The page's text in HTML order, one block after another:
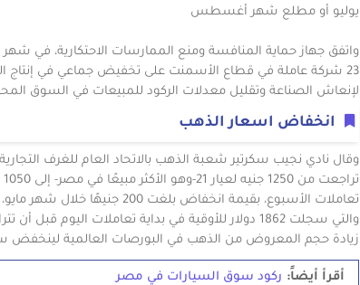
يوليو أو مطلع شهر أغسطس
واتفق جهاز حماية المنافسة ومنع الممارسات الاحتكارية، في
23 شركة عاملة في قطاع الأسمنت على تخفيض جماعي في
لإنعاش الصناعة وتقليل معدلات الركود للمبيعات في السوق
انخفاض اسعار الذهب
وقال نادي نجيب سكرتير شعبة الذهب بالاتحاد العام للغرف
تعاملات الأسبوع، بقيمة انخفاض بلغت
والتي سجلت 1862 دولار للأوقية في بداية تعاملات اليوم
زيادة حجم المعروض من الذهب في البورصات العالمية لينخفض
أقرأ أيضاً: ركود سوق السيارات في مصر